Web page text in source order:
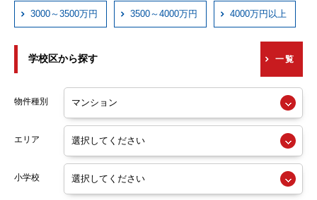
京阪交野線
阪急神戸線
阪急宝塚線
阪急京都線
阪急今津線
3000～3500万円 3500～4000万円 4000万円以上
学校区から探す 一覧
物件種別
エリア
小学校